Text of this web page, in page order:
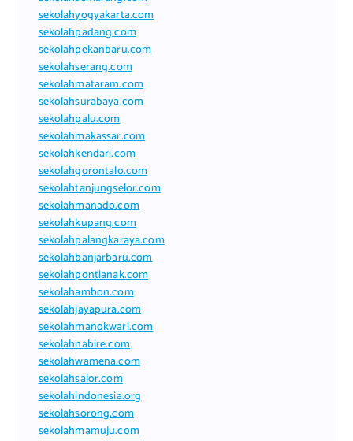
sekolahyogyakarta.com
sekolahpadang.com
sekolahpekanbaru.com
sekolahserang.com
sekolahmataram.com
sekolahsurabaya.com
sekolahpalu.com
sekolahmakassar.com
sekolahkendari.com
sekolahgorontalo.com
sekolahtanjungselor.com
sekolahmanado.com
sekolahkupang.com
sekolahpalangkaraya.com
sekolahbanjarbaru.com
sekolahpontianak.com
sekolahambon.com
sekolahjayapura.com
sekolahmanokwari.com
sekolahnabire.com
sekolahwamena.com
sekolahsalor.com
sekolahindonesia.org
sekolahsorong.com
sekolahmamuju.com